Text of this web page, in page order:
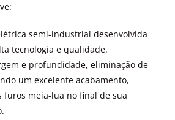
semi-industrial desenvolvida
tecnologia e qualidade.
e profundidade, eliminação de
um excelente acabamento,
furos meia-lua no final de sua